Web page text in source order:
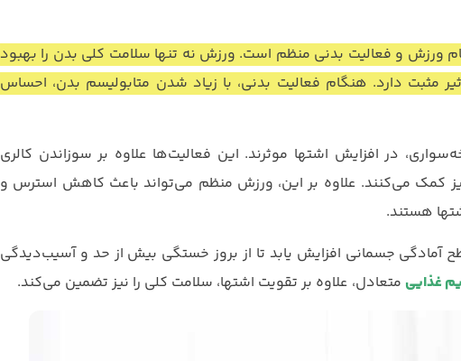
ورزش و فعالیت بدنی منظم است. ورزش نه تنها سلامت کلی بدن را بهبود
مثبت دارد. هنگام فعالیت بدنی، با زیاد شدن متابولیسم بدن،‌ احساس
در افزایش اشتها موثرند. این فعالیت‌ها علاوه بر سوزاندن کالری
کمک می‌کنند. علاوه بر این، ورزش منظم می‌تواند باعث کاهش استرس و
هستند.
آمادگی جسمانی افزایش یابد تا از بروز خستگی بیش از حد و آسیب‌دیدگی
غذایی متعادل، علاوه بر تقویت اشتها، سلامت کلی را نیز تضمین می‌کند.